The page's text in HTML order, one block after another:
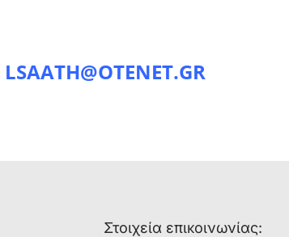
LSAATH@OTENET.GR
Στοιχεία επικοινωνίας: